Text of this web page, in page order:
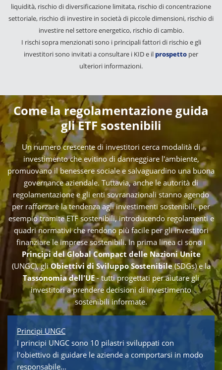
liquidità, rischio di diversificazione limitata, rischio di concentrazione
settoriale, rischio di investire in società di piccole dimensioni, rischio di
investire nel settore energetico, rischio di cambio.
I rischi sopra menzionati sono i principali fattori di rischio e gli
investitori sono invitati a consultare i KID e il prospetto per
ulteriori informazioni.
Come la regolamentazione guida
gli ETF sostenibili
Un numero crescente di investitori cerca modalità di
investimento che evitino di danneggiare l'ambiente,
promuovano il benessere sociale e salvaguardino una buona
governance aziendale. Tuttavia, anche le autorità di
regolamentazione e gli enti sovranazionali stanno agendo
per rafforzare la tendenza agli investimenti sostenibili, per
esempio tramite ETF sostenibili, introducendo regolamenti e
quadri normativi che rendono più facile per gli investitori
finanziare le imprese sostenibili. In prima linea ci sono i
Principi del Global Compact delle Nazioni Unite
(UNGC), gliObiettivi di Sviluppo Sostenibile(SDGs) e la
Tassonomia dell'UE- tutti progettati per aiutare gli
investitori a prendere decisioni di investimento
sostenibili informate.
Principi UNGC
I principi UNGC sono 10 pilastri sviluppati con
l'obiettivo di guidare le aziende a comportarsi in modo
responsabile...